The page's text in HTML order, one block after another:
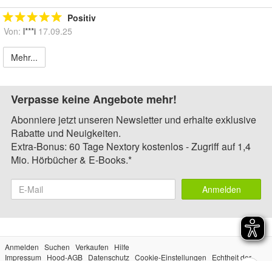
Positiv
Von: l***i 17.09.25
Mehr...
Verpasse keine Angebote mehr!
Abonniere jetzt unseren Newsletter und erhalte exklusive
Rabatte und Neuigkeiten.
Extra-Bonus: 60 Tage Nextory kostenlos - Zugriff auf 1,4
Mio. Hörbücher & E-Books.*
Anmelden
Anmelden Suchen Verkaufen
Hilfe
Impressum
Hood-AGB Datenschutz Cookie-Einstellungen Echtheit der